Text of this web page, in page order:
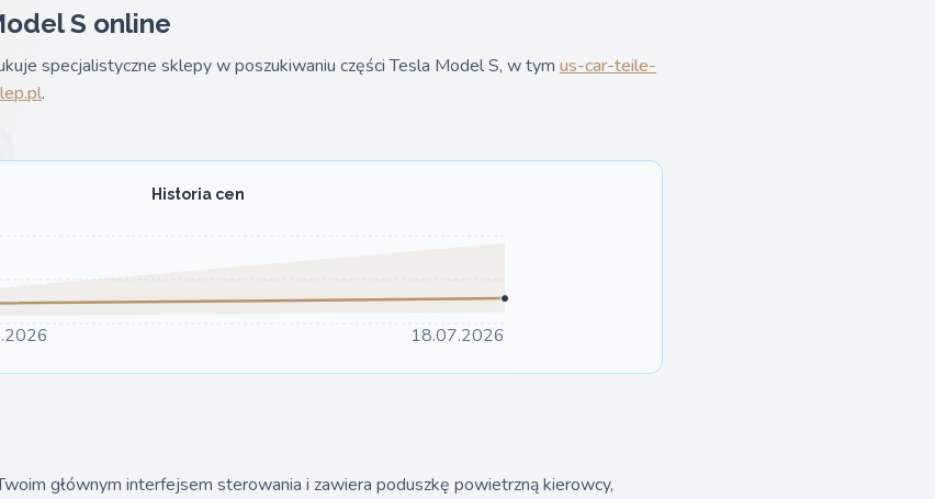
S online
specjalistyczne sklepy w poszukiwaniu części Tesla Model S, w tym us-car-teile-
.
Historia cen
18.07.2026
głównym interfejsem sterowania i zawiera poduszkę powietrzną kierowcy,